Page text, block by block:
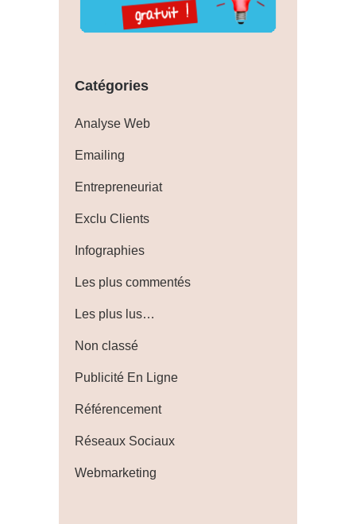
Catégories
Analyse Web
Emailing
Entrepreneuriat
Exclu Clients
Infographies
Les plus commentés
Les plus lus…
Non classé
Publicité En Ligne
Référencement
Réseaux Sociaux
Webmarketing